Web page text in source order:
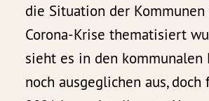
die Situation der
Corona-Krise thematisiert
sieht es in den kommunalen
noch ausgeglichen aus, doch